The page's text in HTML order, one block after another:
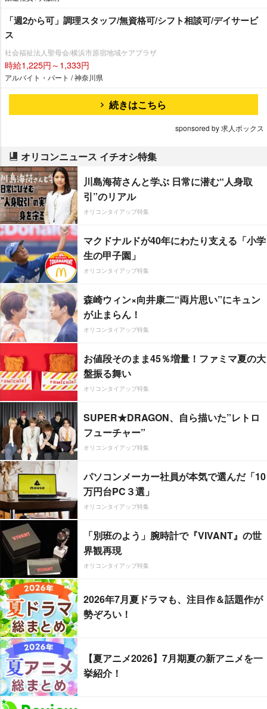
「週2から可」調理スタッフ/無資格可/シフト相談可/デイサービ
ス
社会福祉法人聖母会/横浜市原宿地域ケアプラザ
時給1,225円～1,333円
アルバイト・パート / 神奈川県
続きはこちら
sponsored by 求人ボックス
オリコンニュース イチオシ特集
川島海荷さんと学ぶ 日常に潜む“人身取
引”のリアル
オリコンタイアップ特集
マクドナルドが40年にわたり支える「小学
生の甲子園」
オリコンタイアップ特集
森崎ウィン×向井康二“両片思い”にキュン
が止まらん！
オリコンタイアップ特集
お値段そのまま45％増量！ファミマ夏の大
盤振る舞い
オリコンタイアップ特集
SUPER★DRAGON、自ら描いた”レトロ
フューチャー”
オリコンタイアップ特集
パソコンメーカー社員が本気で選んだ「10
万円台PC３選」
オリコンタイアップ特集
「別班のよう」腕時計で『VIVANT』の世
界観再現
オリコンタイアップ特集
2026年7月夏ドラマも、注目作＆話題作が
勢ぞろい！
【夏アニメ2026】7月期夏の新アニメを一
挙紹介！